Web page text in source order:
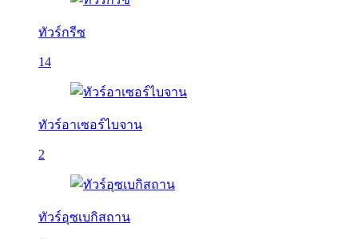
ทัวร์กรีซ
14
ทัวร์อาเซอร์ไบจาน
2
ทัวร์อุซเบกิสถาน